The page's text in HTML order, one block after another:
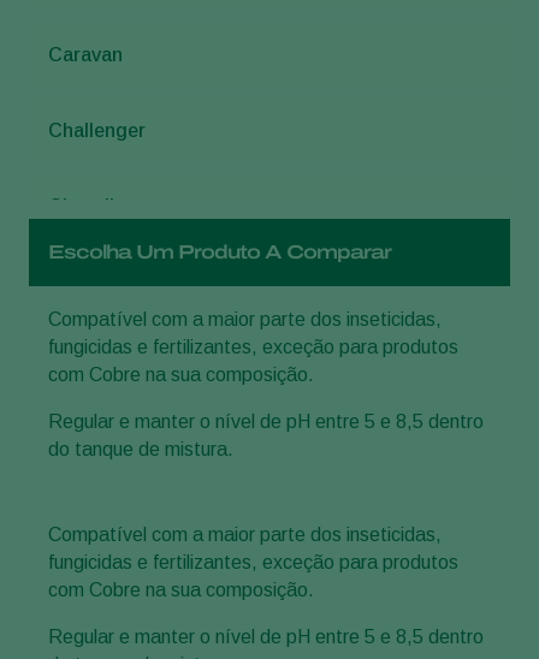
Caravan
Challenger
Chevelle
Diplomata EVO
Galloi Bug
Metarril
Pretio Bug
Escolha Um Produto A Comparar
Compatível com a maior parte dos inseticidas,
fungicidas e fertilizantes, exceção para produtos
com Cobre na sua composição.
Regular e manter o nível de pH entre 5 e 8,5 dentro
do tanque de mistura.
Compatível com a maior parte dos inseticidas,
fungicidas e fertilizantes, exceção para produtos
com Cobre na sua composição.
Regular e manter o nível de pH entre 5 e 8,5 dentro